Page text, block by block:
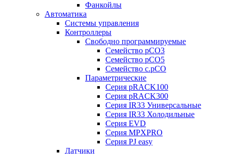
Фанкойлы
Автоматика
Системы управления
Контроллеры
Свободно программируемые
Семейство pCO3
Семейство pCO5
Семейство c.pCO
Параметрические
Серия pRACK100
Серия pRACK300
Серия IR33 Универсальные
Серия IR33 Холодильные
Серия EVD
Серия MPXPRO
Серия PJ easy
Датчики